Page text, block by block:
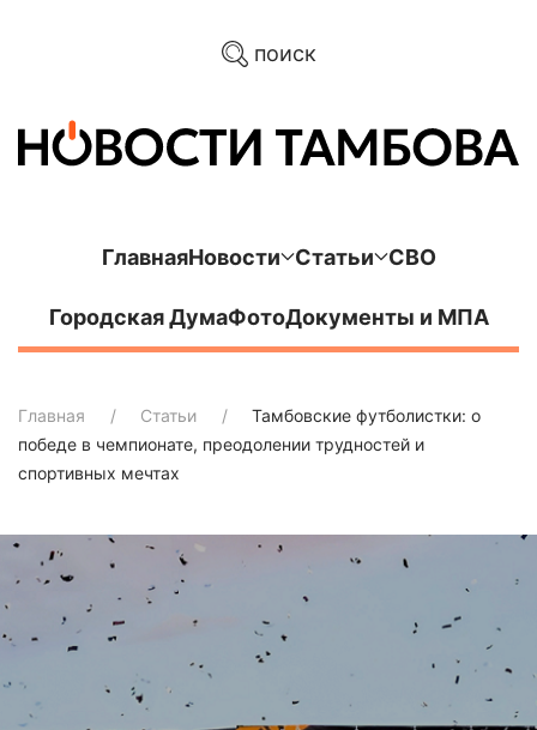
поиск
ГлавнаяНовости Статьи СВО
Городская ДумаФотоДокументы и МПА
Главная Статьи
Тамбовские футболистки: о
победе в чемпионате, преодолении трудностей и
спортивных мечтах